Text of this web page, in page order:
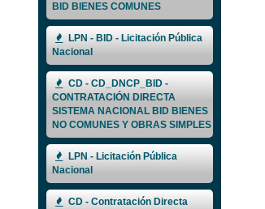
BID BIENES COMUNES
LPN - BID - Licitación Pública
Nacional
CD - CD_DNCP_BID -
CONTRATACIÓN DIRECTA
SISTEMA NACIONAL BID BIENES
NO COMUNES Y OBRAS SIMPLES
LPN - Licitación Pública
Nacional
CD - Contratación Directa